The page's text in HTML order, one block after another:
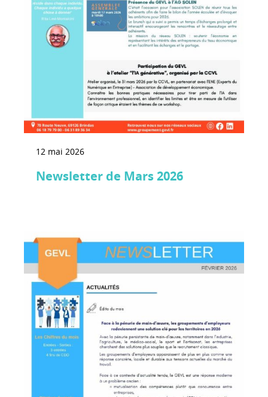
12 mai 2026
Newsletter de Mars 2026